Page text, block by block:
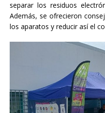
separar los residuos
Además, se ofrecieron
los aparatos y reducir así el